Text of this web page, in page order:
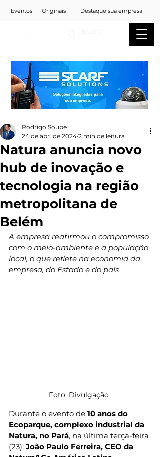
Eventos Originais Destaque sua empresa
Natura anuncia novo
hub de inovação e
tecnologia na região
metropolitana de
Belém
Rodrigo Soupe
24 de abr. de 2024 2 min de leitura
A empresa reafirmou o compromisso
com o meio-ambiente e a população
local, o que reflete na economia da
empresa, do Estado e do país
Foto: Divulgação
Durante o evento de 10 anos do
Ecoparque, complexo industrial da
Natura, no Pará, na última terça-feira
(23), João Paulo Ferreira, CEO da